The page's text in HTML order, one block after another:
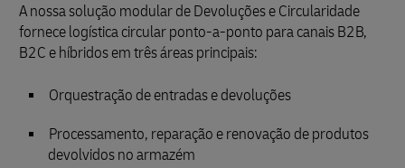
A nossa solução modular de Devoluções e Circularidade
fornece logística circular ponto-a-ponto para canais B2B,
B2C e híbridos em três áreas principais:
Orquestração de entradas e devoluções
Processamento, reparação e renovação de produtos
devolvidos no armazém